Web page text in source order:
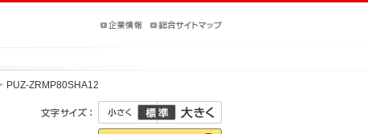
PUZ-ZRMP80SHA12